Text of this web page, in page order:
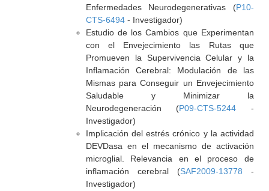
Enfermedades Neurodegenerativas (P10-
CTS-6494- Investigador)
Estudio de los Cambios que Experimentan
con el Envejecimiento las Rutas que
Promueven la Supervivencia Celular y la
Inflamación Cerebral: Modulación de las
Mismas para Conseguir un Envejecimiento
Saludable y Minimizar la
Neurodegeneración (P09-CTS-5244 -
Investigador)
Implicación del estrés crónico y la actividad
DEVDasa en el mecanismo de activación
microglial. Relevancia en el proceso de
inflamación cerebral (SAF2009-13778 -
Investigador)